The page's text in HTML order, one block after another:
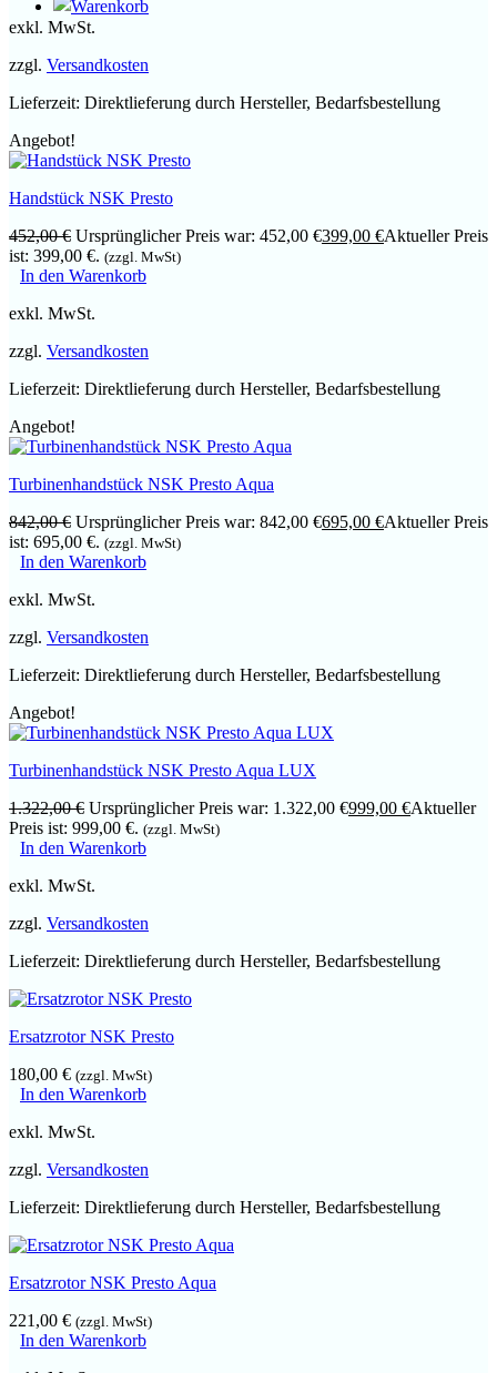
exkl. MwSt.
zzgl. Versandkosten
Lieferzeit: Direktlieferung durch Hersteller, Bedarfsbestellung
Angebot!
Handstück NSK Presto
452,00€ Ursprünglicher Preis war: 452,00 €399,00 €Aktueller Preis
ist: 399,00 €. (zzgl. MwSt)
In den Warenkorb
exkl. MwSt.
zzgl. Versandkosten
Lieferzeit: Direktlieferung durch Hersteller, Bedarfsbestellung
Angebot!
Turbinenhandstück NSK Presto Aqua
842,00€ Ursprünglicher Preis war: 842,00 €695,00 €Aktueller Preis
ist: 695,00 €. (zzgl. MwSt)
In den Warenkorb
exkl. MwSt.
zzgl. Versandkosten
Lieferzeit: Direktlieferung durch Hersteller, Bedarfsbestellung
Angebot!
Turbinenhandstück NSK Presto Aqua LUX
1.322,00€ Ursprünglicher Preis war: 1.322,00 €999,00 €Aktueller
Preis ist: 999,00 €. (zzgl. MwSt)
In den Warenkorb
exkl. MwSt.
zzgl. Versandkosten
Lieferzeit: Direktlieferung durch Hersteller, Bedarfsbestellung
Ersatzrotor NSK Presto
180,00 € (zzgl. MwSt)
In den Warenkorb
exkl. MwSt.
zzgl. Versandkosten
Lieferzeit: Direktlieferung durch Hersteller, Bedarfsbestellung
Ersatzrotor NSK Presto Aqua
221,00 € (zzgl. MwSt)
In den Warenkorb